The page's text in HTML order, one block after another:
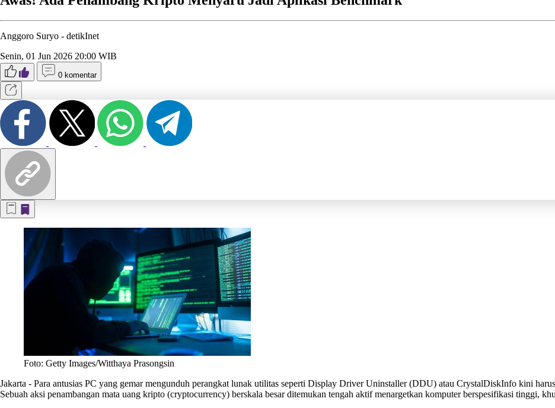
Anggoro Suryo - detikInet
Senin, 01 Jun 2026 20:00 WIB
0 komentar
Foto: Getty Images/Witthaya Prasongsin
Jakarta - Para antusias PC yang gemar mengunduh perangkat lunak utilitas seperti Display Driver Uninstaller (DDU) atau CrystalDiskInfo kini
Sebuah aksi penambangan mata uang kripto (cryptocurrency) berskala besar ditemukan tengah aktif menargetkan komputer berspesifikasi tinggi,